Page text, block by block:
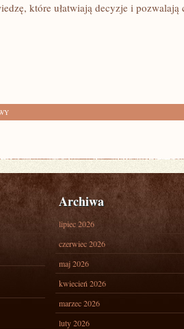
które ułatwiają decyzje i pozwalają
Archiwa
lipiec 2026
czerwiec 2026
maj 2026
kwiecień 2026
marzec 2026
luty 2026